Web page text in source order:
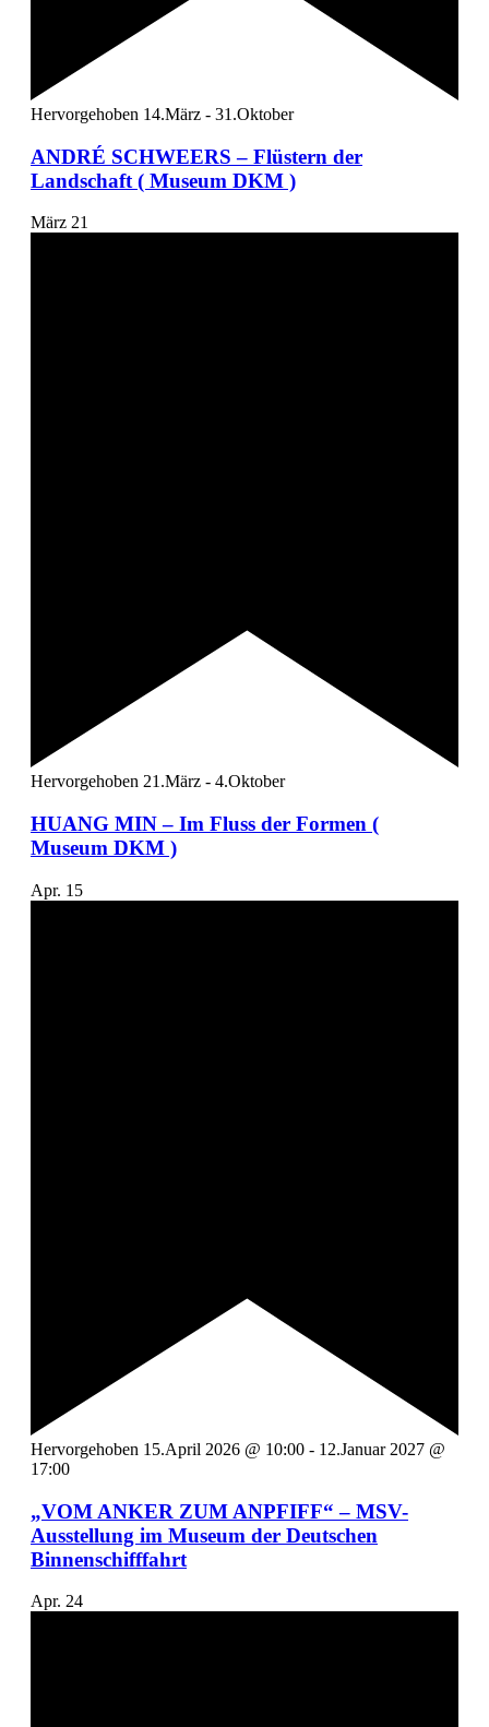
Hervorgehoben 14.März - 31.Oktober
ANDRÉ SCHWEERS – Flüstern der
Landschaft ( Museum DKM )
März 21
Hervorgehoben 21.März - 4.Oktober
HUANG MIN – Im Fluss der Formen (
Museum DKM )
Apr. 15
Hervorgehoben 15.April 2026 @ 10:00 - 12.Januar 2027 @
17:00
„VOM ANKER ZUM ANPFIFF“ – MSV-
Ausstellung im Museum der Deutschen
Binnenschifffahrt
Apr. 24